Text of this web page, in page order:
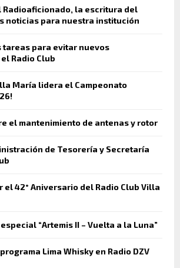
Radioaficionado, la escritura del
noticias para nuestra institución
tareas para evitar nuevos
Radio Club
María lidera el Campeonato
el mantenimiento de antenas y rotor
de Tesorería y Secretaría
el 42° Aniversario del Radio Club Villa
“Artemis II – Vuelta a la Luna”
Lima Whisky en Radio DZV